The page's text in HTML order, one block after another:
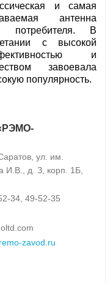
и самая
антенна
потребителя. В
с высокой
и
завоевала
популярность.
ул. им.
И.В., д. З, корп. 1Б,
34, 49-52-35
zavod.ru